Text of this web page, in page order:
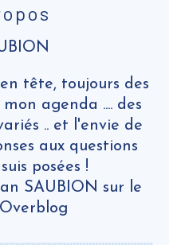
tête, toujours des
agenda .... des
.. et l'envie de
aux questions
posées !
SAUBION sur le